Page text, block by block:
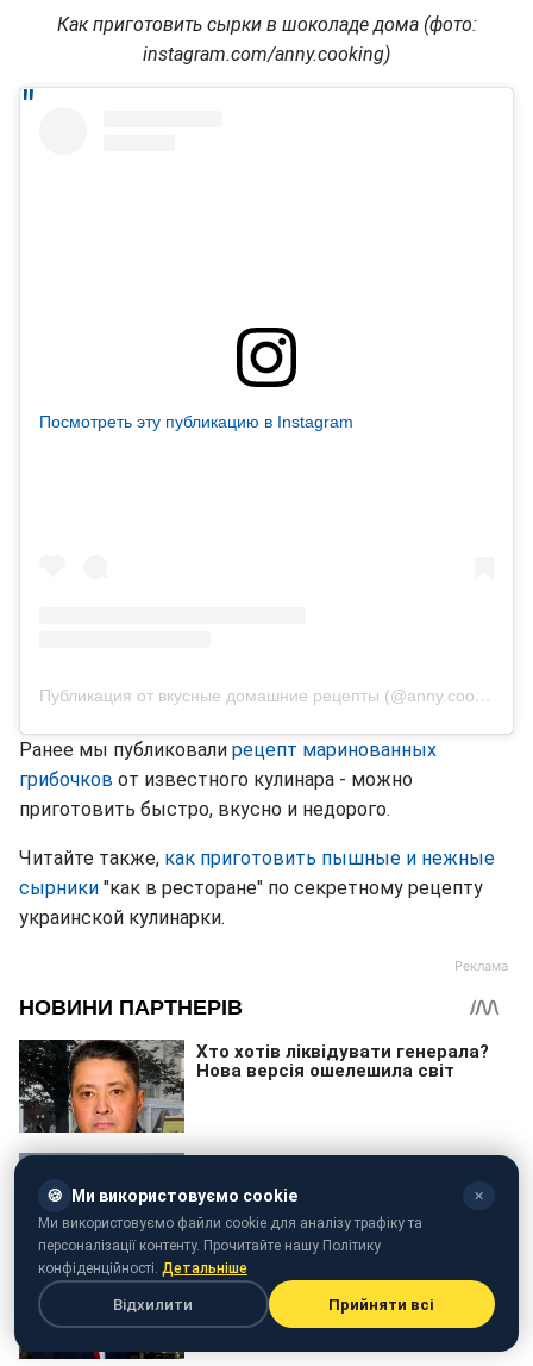
Как приготовить сырки в шоколаде дома (фото:
instagram.com/anny.cooking)
Посмотреть эту публикацию в Instagram
Публикация от вкусные домашние рецепты (@anny.cooking)
Ранее мы публиковали рецепт маринованных
грибочков от известного кулинара - можно
приготовить быстро, вкусно и недорого.
Читайте также, как приготовить пышные и нежные
сырники "как в ресторане" по секретному рецепту
украинской кулинарки.
🍪 Ми використовуємо cookie ✕
Ми використовуємо файли cookie для аналізу трафіку та
персоналізації контенту. Прочитайте нашу Політику
конфіденційності. Детальніше
Відхилити Прийняти всі